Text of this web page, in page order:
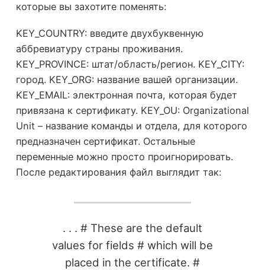
которые вы захотите поменять:
KEY_COUNTRY: введите двухбуквенную
аббревиатуру страны проживания.
KEY_PROVINCE: штат/область/регион. KEY_CITY:
город. KEY_ORG: название вашей организации.
KEY_EMAIL: электронная почта, которая будет
привязана к сертификату. KEY_OU: Organizational
Unit – название команды и отдела, для которого
предназначен сертификат. Остальные
переменные можно просто проигнорировать.
После редактирования файл выглядит так:
. . . # These are the default
values for fields # which will be
placed in the certificate. #